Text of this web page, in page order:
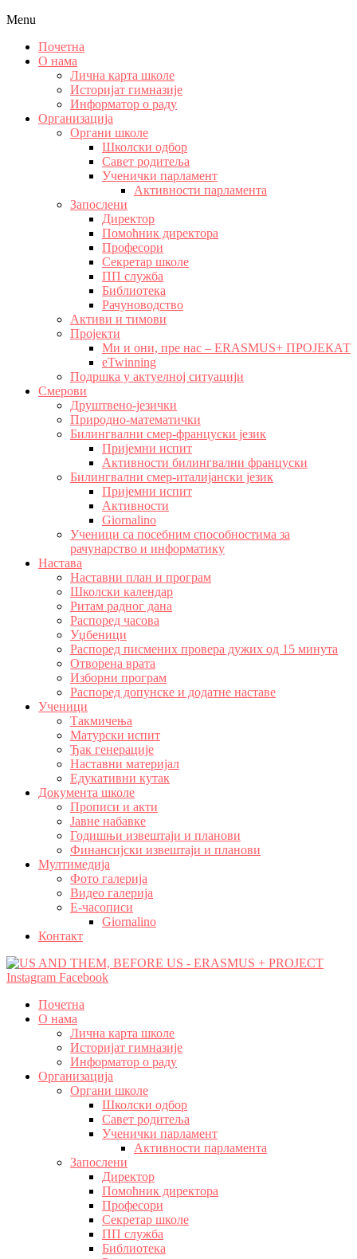
Menu
Почетна
О нама
Лична карта школе
Историјат гимназије
Информатор о раду
Организација
Органи школе
Школски одбор
Савет родитеља
Ученички парламент
Активности парламента
Запослени
Директор
Помоћник директора
Професори
Секретар школе
ПП служба
Библиотека
Рачуноводство
Активи и тимови
Пројекти
Ми и они, пре нас – ERASMUS+ ПРОЈЕКАТ
eTwinning
Подршка у актуелној ситуацији
Смерови
Друштвено-језички
Природно-математички
Билингвални смер-француски језик
Пријемни испит
Активности билингвални француски
Билингвални смер-италијански језик
Пријемни испит
Активности
Giornalino
Ученици са посебним способностима за
рачунарство и информатику
Настава
Наставни план и програм
Школски календар
Ритам радног дана
Распоред часова
Уџбеници
Распоред писмених провера дужих од 15 минута
Отворена врата
Изборни програм
Распоред допунске и додатне наставе
Ученици
Такмичења
Матурски испит
Ђак генерације
Наставни материјал
Едукативни кутак
Документа школе
Прописи и акти
Јавне набавке
Годишњи извештаји и планови
Финансијски извештаји и планови
Мултимедија
Фото галерија
Видео галерија
Е-часописи
Giornalino
Контакт
Instagram Facebook
Почетна
О нама
Лична карта школе
Историјат гимназије
Информатор о раду
Организација
Органи школе
Школски одбор
Савет родитеља
Ученички парламент
Активности парламента
Запослени
Директор
Помоћник директора
Професори
Секретар школе
ПП служба
Библиотека